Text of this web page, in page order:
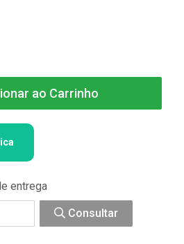
ao Carrinho
entrega
Consultar